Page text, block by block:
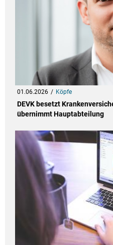
01.06.2026 Köpfe
DEVK besetzt
übernimmt Hauptabteilung